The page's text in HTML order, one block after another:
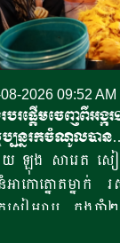
2026 09:52 AM
បរផ្តើមចេញពីអង្ក
ប្បន្ន​រកចំណូលបាន​
០លានរៀលក្នុងមួយ
ឡុង សារេត​ សៀ
នំអាកោត្នោត​ម្នាក់
តសៀមរាប​ ​​ក្នុងឆ្ន